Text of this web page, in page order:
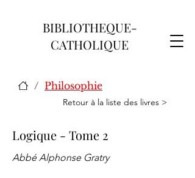
BIBLIOTHEQUE-
CATHOLIQUE
/ Philosophie
Retour à la liste des livres >
Logique - Tome 2
Abbé Alphonse Gratry